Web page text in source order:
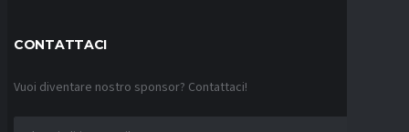
CONTATTACI
Vuoi diventare nostro sponsor? Contattaci!